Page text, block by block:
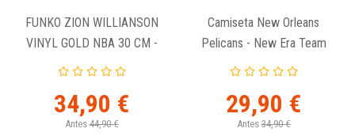
FUNKO ZION WILLIANSON
VINYL GOLD NBA 30 CM -
NOLA (CHASE)
34,90 €
Antes 44,90 €
Camiseta New Orleans
Pelicans - New Era Team
Logo
29,90 €
Antes 34,90 €